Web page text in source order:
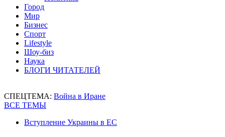
Город
Мир
Бизнес
Спорт
Lifestyle
Шоу-биз
Наука
БЛОГИ ЧИТАТЕЛЕЙ
СПЕЦТЕМА: Война в Иране
ВСЕ ТЕМЫ
Вступление Украины в ЕС